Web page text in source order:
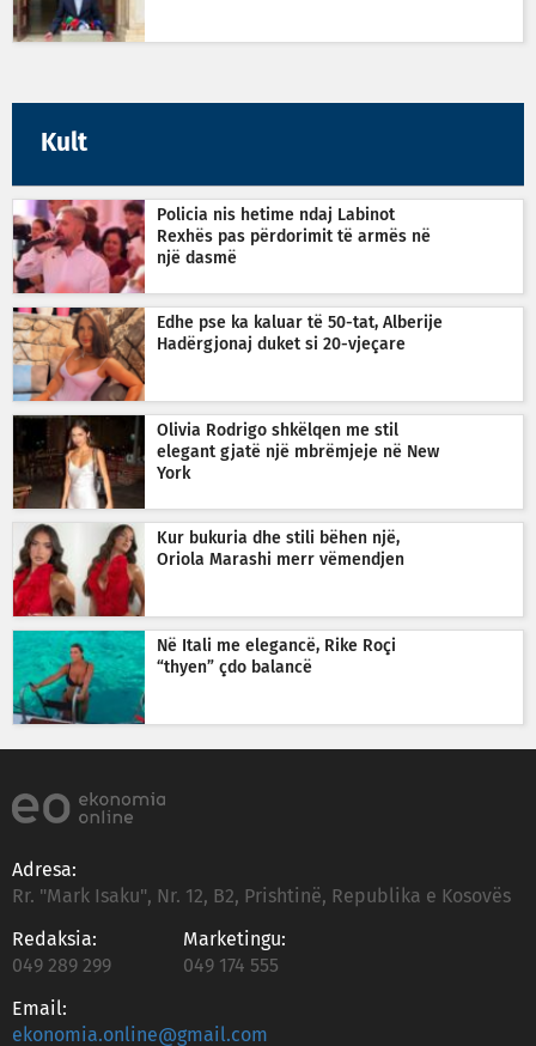
Kult
Policia nis hetime ndaj Labinot
Rexhës pas përdorimit të armës në
një dasmë
Edhe pse ka kaluar të 50-tat, Alberije
Hadërgjonaj duket si 20-vjeçare
Olivia Rodrigo shkëlqen me stil
elegant gjatë një mbrëmjeje në New
York
Kur bukuria dhe stili bëhen një,
Oriola Marashi merr vëmendjen
Në Itali me elegancë, Rike Roçi
“thyen” çdo balancë
Adresa:
Rr. "Mark Isaku", Nr. 12, B2, Prishtinë, Republika e Kosovës
Redaksia:
049 289 299
Marketingu:
049 174 555
Email:
ekonomia.online@gmail.com